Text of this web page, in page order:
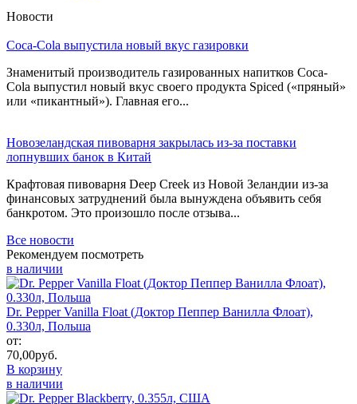
Новости
Coca-Cola выпустила новый вкус газировки
Знаменитый производитель газированных напитков Coca-
Cola выпустил новый вкус своего продукта Spiced («пряный»
или «пикантный»). Главная его...
Новозеландская пивоварня закрылась из-за поставки
лопнувших банок в Китай
Крафтовая пивоварня Deep Creek из Новой Зеландии из-за
финансовых затруднений была вынуждена объявить себя
банкротом. Это произошло после отзыва...
Все новости
Рекомендуем посмотреть
в наличии
Dr. Pepper Vanilla Float (Доктор Пеппер Ванилла Флоат),
0.330л, Польша
от:
70,00руб.
В корзину
в наличии